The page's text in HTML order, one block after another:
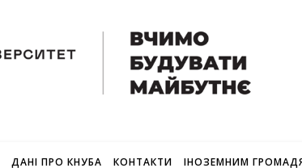
ДАНІ ПРО КНУБА КОНТАКТИ ІНОЗЕМНИМ